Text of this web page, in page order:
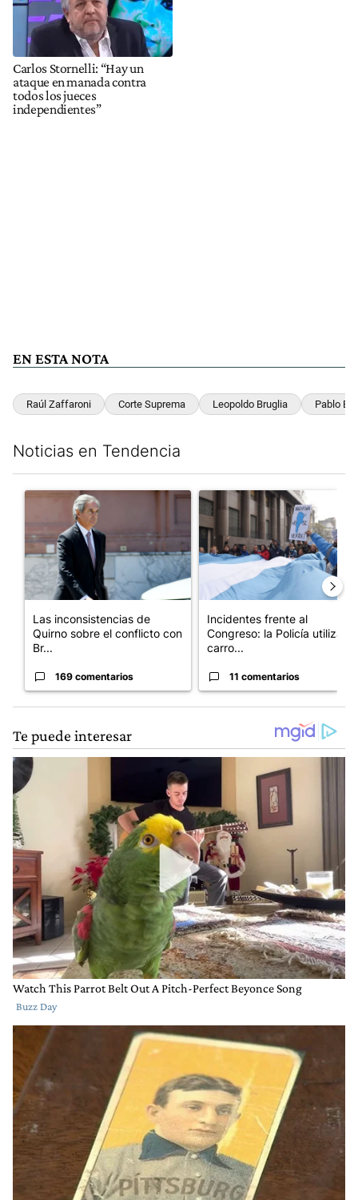
Carlos Stornelli: “Hay un
ataque en manada contra
todos los jueces
independientes”
EN ESTA NOTA
Raúl Zaffaroni Corte Suprema Leopoldo Bruglia Pablo
Noticias en Tendencia
Un artículo de tendencia con el título "Las inconsistencias de
Las inconsistencias de
Quirno sobre el conflicto con
Br...
169 comentarios
Un artículo de tendencia con
Incidentes frente al
Congreso: la Policía utiliza
carro...
11 comentarios